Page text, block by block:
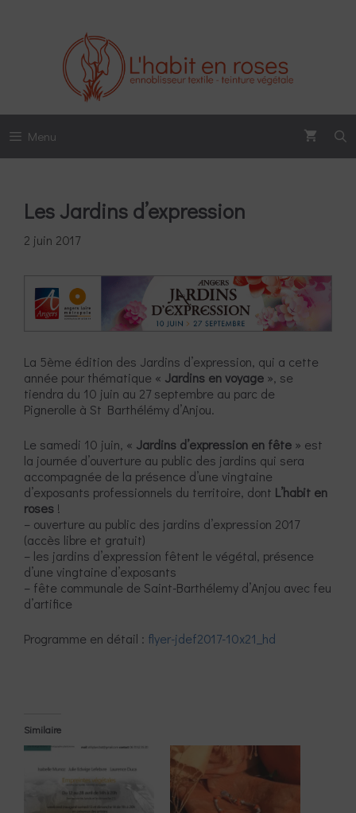
Menu
Les Jardins d’expression
2 juin 2017
La 5ème édition des Jardins d’expression, qui a cette
année pour thématique « Jardins en voyage », se
tiendra du 10 juin au 27 septembre au parc de
Pignerolle à St Barthélémy d’Anjou.
Le samedi 10 juin, « Jardins d’expression en fête » est
la journée d’ouverture au public des jardins qui sera
accompagnée de la présence d’une vingtaine
d’exposants professionnels du territoire, dont L’habit en
roses !
– ouverture au public des jardins d’expression 2017
(accès libre et gratuit)
– les jardins d’expression fêtent le végétal, présence
d’une vingtaine d’exposants
– fête communale de Saint-Barthélemy d’Anjou avec feu
d’artifice
Programme en détail : flyer-jdef2017-10x21_hd
Similaire